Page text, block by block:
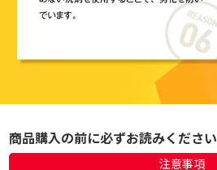
商品購入の前に必ずお読みください
注意事項